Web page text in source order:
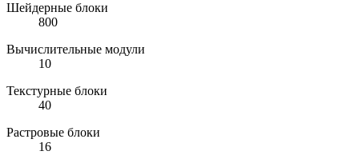
Шейдерные блоки
800
Вычислительные модули
10
Текстурные блоки
40
Растровые блоки
16